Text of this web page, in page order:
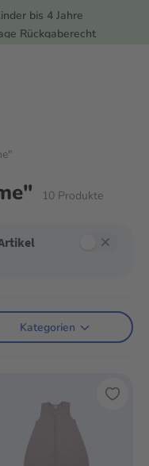
bis 4 Jahre
Rückgaberecht
10Produkte
Kategorien